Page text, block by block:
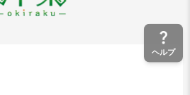
ヘルプ